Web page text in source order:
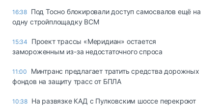
16:38 Под Тосно блокировали доступ самосвалов ещё на
одну стройплощадку ВСМ
15:34
Проект трассы «Меридиан» остается
замороженным из-за недостаточного спроса
11:00
Минтранс предлагает тратить средства дорожных
фондов на защиту трасс от БПЛА
10:38 На развязке КАД с Пулковским шоссе перекроют